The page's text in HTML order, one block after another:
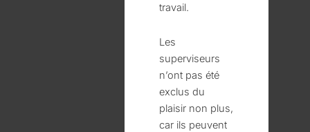
travail.
Les
superviseurs
n’ont pas été
exclus du
plaisir non plus,
car ils peuvent